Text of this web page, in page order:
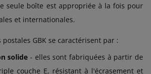
seule boîte est appropriée à la fois pour
et internationales.
GBK se caractérisent par :
solide - elles sont fabriquées à partir de
couche E, résistant à l'écrasement et